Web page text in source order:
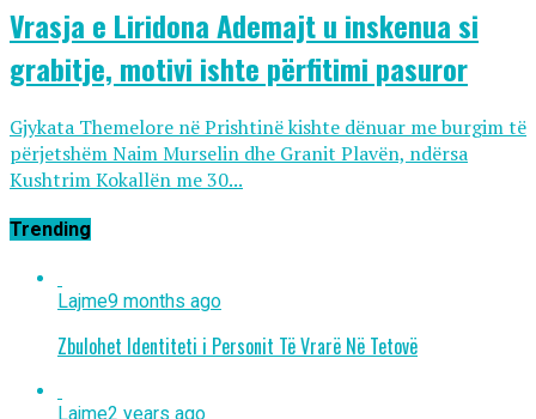
Vrasja e Liridona Ademajt u inskenua si
grabitje, motivi ishte përfitimi pasuror
Gjykata Themelore në Prishtinë kishte dënuar me burgim të
përjetshëm Naim Murselin dhe Granit Plavën, ndërsa
Kushtrim Kokallën me 30...
Trending
Lajme9 months ago
Zbulohet Identiteti i Personit Të Vrarë Në Tetovë
Lajme2 years ago